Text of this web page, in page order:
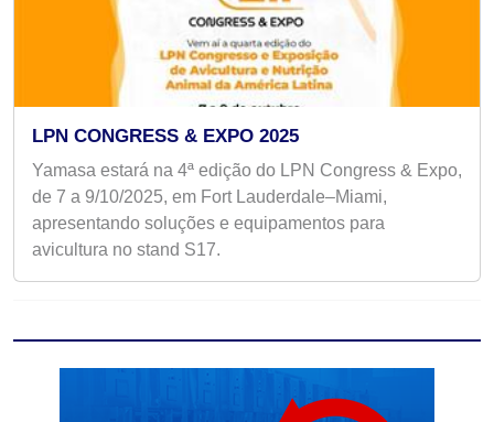
LPN CONGRESS & EXPO 2025
Yamasa estará na 4ª edição do LPN Congress & Expo,
de 7 a 9/10/2025, em Fort Lauderdale–Miami,
apresentando soluções e equipamentos para
avicultura no stand S17.